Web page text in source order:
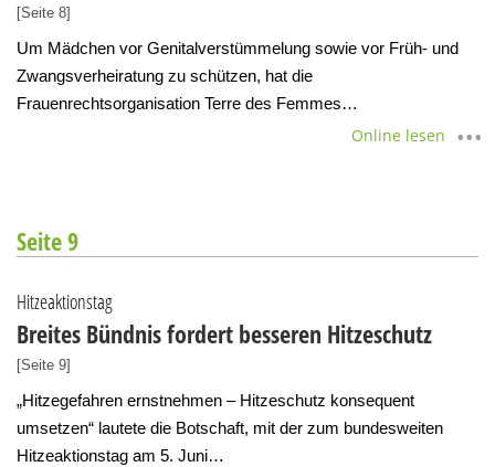
[Seite 8]
Um Mädchen vor Genitalverstümmelung sowie vor Früh- und
Zwangsverheiratung zu schützen, hat die
Frauenrechtsorganisation Terre des Femmes…
Online lesen
Seite 9
Hitzeaktionstag
Breites Bündnis fordert besseren Hitzeschutz
[Seite 9]
„Hitzegefahren ernstnehmen – Hitzeschutz konsequent
umsetzen“ lautete die Botschaft, mit der zum bundesweiten
Hitzeaktionstag am 5. Juni…